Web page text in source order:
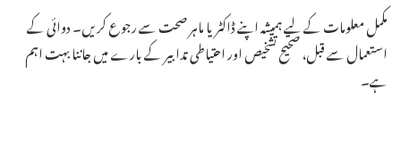
مکمل معلومات کے لیے ہمیشہ اپنے ڈاکٹر یا ماہر صحت سے رجوع کریں۔ دوائی کے
استعمال سے قبل، صحیح تشخیص اور احتیاطی تدابیر کے بارے میں جاننا بہت اہم
ہے۔